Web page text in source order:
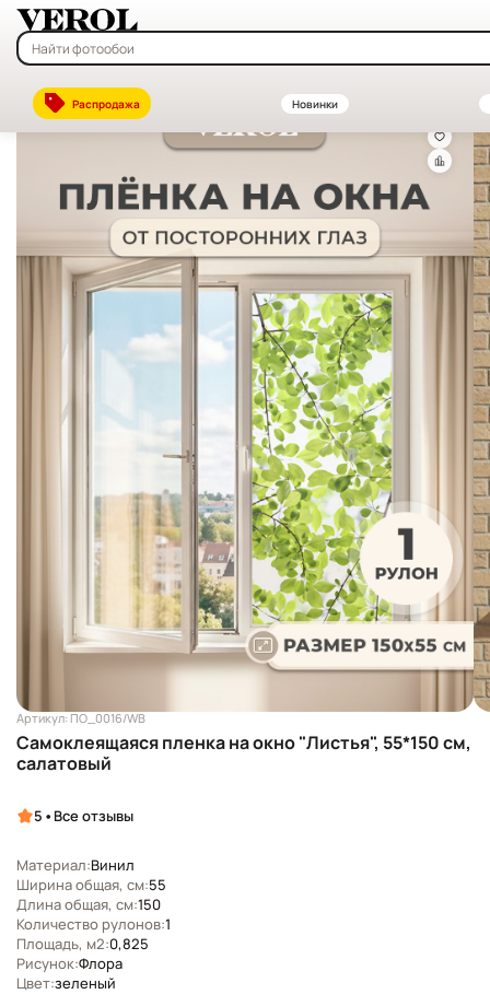
Распродажа Новинки
Главная—Каталог
Артикул: ПО_0016/WB
Самоклеящаяся пленка на окно "Листья", 55*150 см,
салатовый
5 • Все отзывы
Материал:Винил
Ширина общая, см:55
Длина общая, см:150
Количество рулонов:1
Площадь, м2:0,825
Рисунок:Флора
Цвет:зеленый